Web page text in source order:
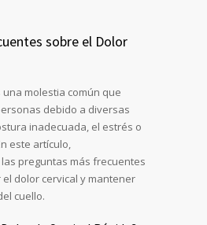
sobre el Dolor
una molestia común que
debido a diversas
inadecuada, el estrés o
este artículo,
preguntas más frecuentes
dolor cervical y mantener
cuello.